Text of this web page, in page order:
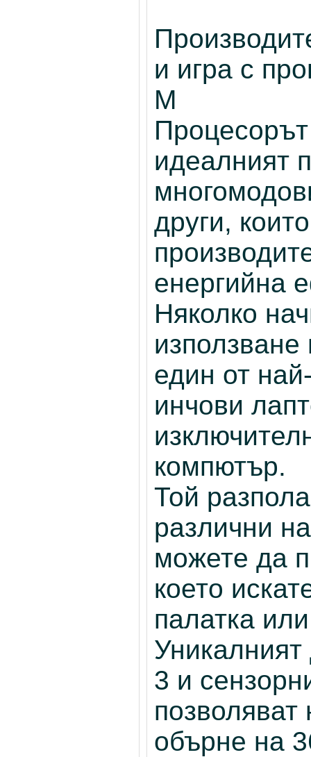
и игра с
M
идеалният
други,
енергийна
Няколко
използване
един от
инчови
компютър.
Той
различни
можете да
което
палатка
3 и
обърне на